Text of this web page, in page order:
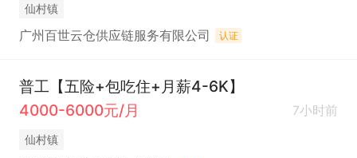
仙村镇
广州百世云仓供应链服务有限公司 认证
普工【五险+包吃住+月薪4-6K】
4000-6000元/月
7小时前
仙村镇